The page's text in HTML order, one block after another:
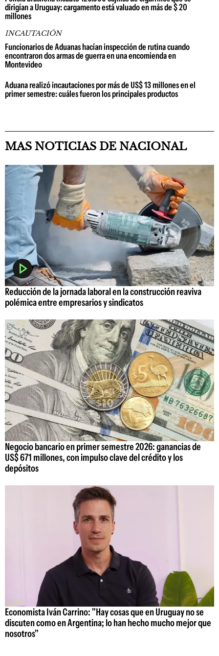
dirigían a Uruguay: cargamento está valuado en más de $ 20
millones
INCAUTACIÓN
Funcionarios de Aduanas hacían inspección de rutina cuando
encontraron dos armas de guerra en una encomienda en
Montevideo
Aduana realizó incautaciones por más de US$ 13 millones en el
primer semestre: cuáles fueron los principales productos
MAS NOTICIAS DE NACIONAL
Reducción de la jornada laboral en la construcción reaviva
polémica entre empresarios y sindicatos
Negocio bancario en primer semestre 2026: ganancias de
US$ 671 millones, con impulso clave del crédito y los
depósitos
Economista Iván Carrino: "Hay cosas que en Uruguay no se
discuten como en Argentina; lo han hecho mucho mejor que
nosotros"